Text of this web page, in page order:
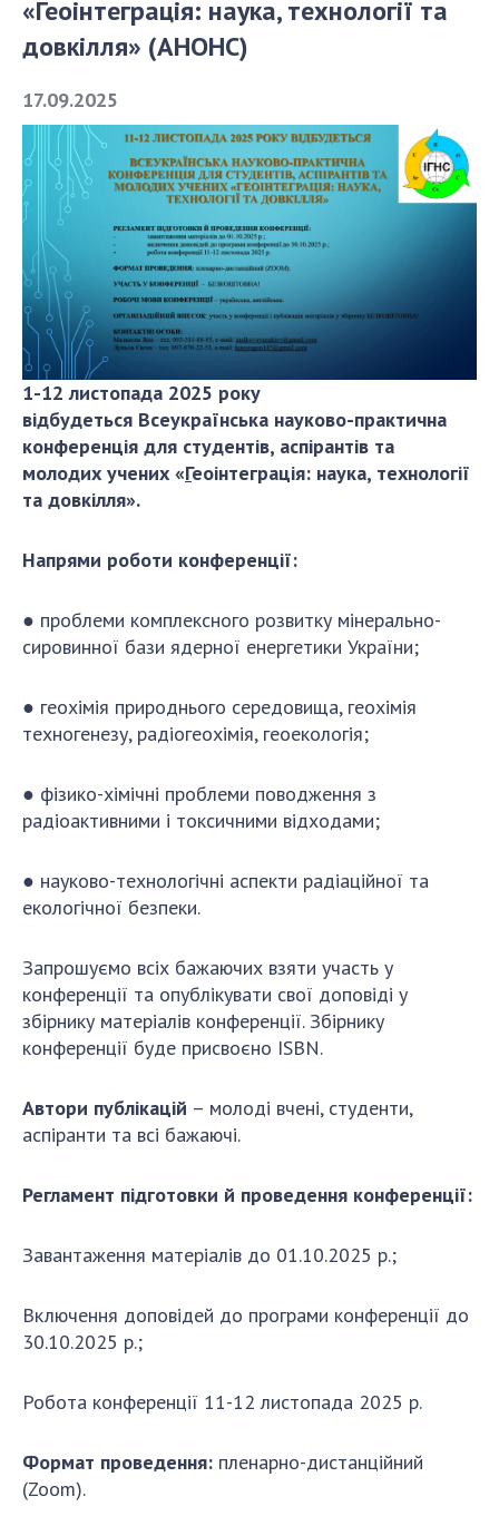
СТРУКТУРА
Президія НАН України
Апарат Президії
Секція фізико-технічних і математичних
наук
Секція хімічних і біологічних наук
Секція суспільних і гуманітарних наук
Установи при Президії
Ради, комітети та комісії
Наукові центри МОН та НАН України
Громадські організації
Сесії Загальних зборів НАН України
Річні звіти НАН України
Наукові публікації та видавнича діяльність
Охорона прав інтелектуальної власності та
Наукові об'єкти, що становлять національне
надбання
науковими приладами НАН України
Оцінювання ефективності діяльності
Конкурси наукових досліджень НАН України
Відкрита наука в НАН України
Підготовка наукових кадрів
Робота з молоддю
МІЖНАРОДНЕ СПІВРОБІТНИЦТВО
Членство в міжнародних організаціях
Міжнародні програми та конкурси
ДОКУМЕНТИ
Нормативні акти НАН України
Державний бюджет НАН України
Вибори до складу НАН України
Бланки документів
НОВИНИ
«Геоінтеграція: наука, технології та
довкілля» (АНОНС)
17.09.2025
1-12 листопада 2025 року
відбудеться Всеукраїнська науково-практична
конференція для студентів, аспірантів та
молодих учених «Геоінтеграція: наука, технології
та довкілля».
Напрями роботи конференції:
● проблеми комплексного розвитку мінерально-
сировинної бази ядерної енергетики України;
● геохімія природнього середовища, геохімія
техногенезу, радіогеохімія, геоекологія;
● фізико-хімічні проблеми поводження з
радіоактивними і токсичними відходами;
● науково-технологічні аспекти радіаційної та
екологічної безпеки.
Запрошуємо всіх бажаючих взяти участь у
конференції та опублікувати свої доповіді у
збірнику матеріалів конференції. Збірнику
конференції буде присвоєно ISBN.
Автори публікацій – молоді вчені, студенти,
аспіранти та всі бажаючі.
Регламент підготовки й проведення конференції:
Завантаження матеріалів до 01.10.2025 р.;
Включення доповідей до програми конференції до
30.10.2025 р.;
Робота конференції 11-12 листопада 2025 р.
Формат проведення: пленарно-дистанційний
(Zoom).